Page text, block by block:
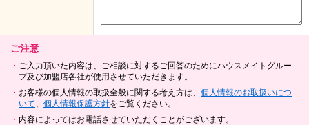
ご注意
ご入力頂いた内容は、ご相談に対するご回答のためにハウスメイトグルー
プ及び加盟店各社が使用させていただきます。
お客様の個人情報の取扱全般に関する考え方は、 個人情報のお取扱いにつ
いて
個人情報保護方針をご覧ください。
内容によってはお電話させていただくことがございます。